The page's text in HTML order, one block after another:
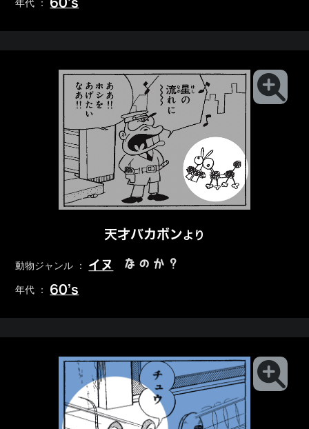
年代 ：
天才バカボンより
動物ジャンル ： イヌ なのか？
年代 ： 60’s